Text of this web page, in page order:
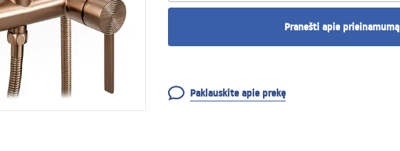
Pranešti apie prieinamumą
Paklauskite apie prekę